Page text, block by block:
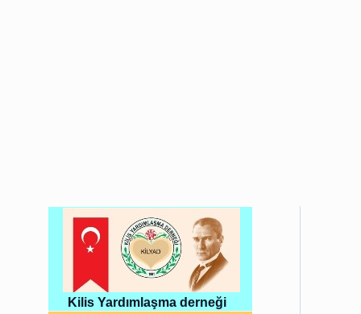
Kilis Yardımlaşma derneği